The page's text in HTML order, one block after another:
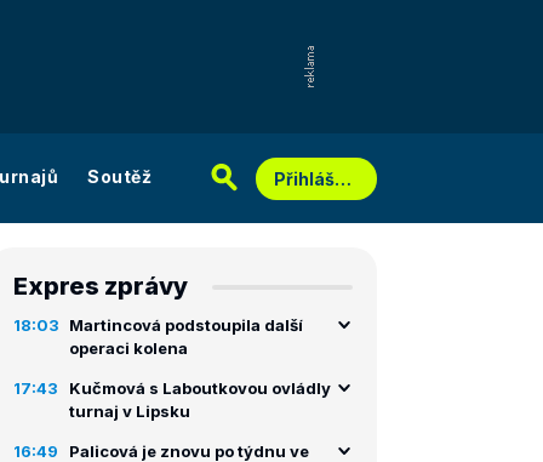
Soutěž Přihlášení
Expres zprávy
18:03
Martincová podstoupila další
operaci kolena
17:43
Kučmová s Laboutkovou ovládly
turnaj v Lipsku
16:49
Palicová je znovu po týdnu ve